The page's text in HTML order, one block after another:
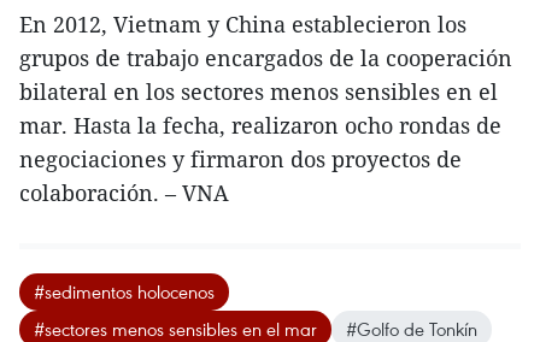
En 2012, Vietnam y China establecieron los
grupos de trabajo encargados de la cooperación
bilateral en los sectores menos sensibles en el
mar. Hasta la fecha, realizaron ocho rondas de
negociaciones y firmaron dos proyectos de
colaboración. – VNA
#sedimentos holocenos
#sectores menos sensibles en el mar
#Golfo de Tonkín